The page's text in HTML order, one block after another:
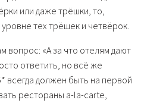
или даже трёшки, то,
тех трёшек и четвёрок.
вопрос: «А за что отелям дают
ответить, но всё же
всегда должен быть на первой
рестораны a-la-carte,